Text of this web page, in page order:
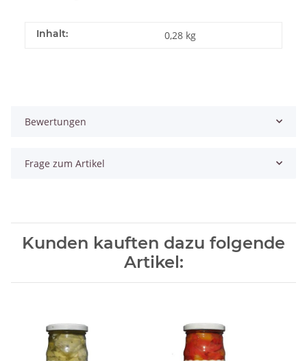
Inhalt: 0,28 kg
Bewertungen
Frage zum Artikel
Kunden kauften dazu folgende
Artikel: